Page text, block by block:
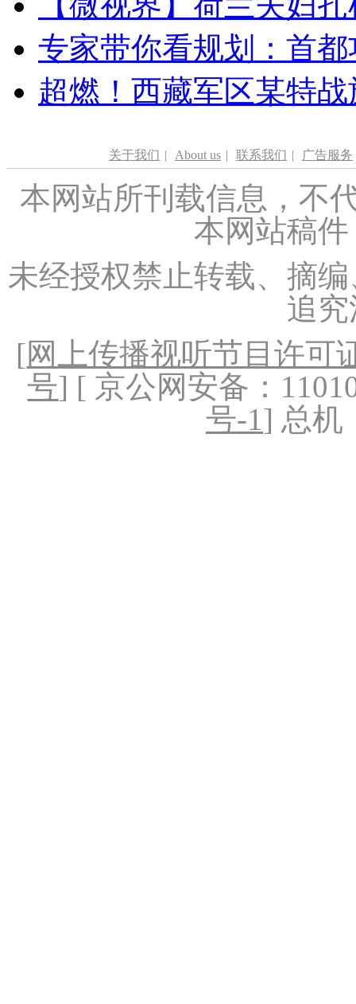
专家带你看规划：首
超燃！西藏军区某特
关于我们 | About us | 联系我们 | 广告服务
本网站所刊载信息，不
本网站稿
未经授权禁止转载、摘
追
[网上传播视听节目许可
号] [ 京公网安备：
号-1] 总机